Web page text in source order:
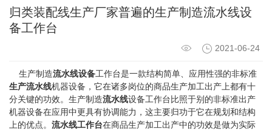
归类​装配线生产厂家普遍的生产制造流水线设
备工作台
2021-06-24
生产制造流水线设备工作台是一款结构简单、应用性强的非标准
生产流水线机器设备，它在诸多岗位的商品生产加工出产上都有十
分关键的功效。生产制造流水线设备工作台比照于别的非标准出产
机器设备在应用中更具有协调能力，这主要归功于它在规划和结构
上的优点。 流水线工作台在商品生产加工出产中的功效是做为实际